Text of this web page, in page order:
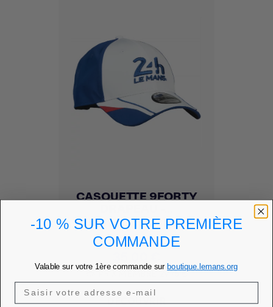
CASQUETTE 9FORTY
favorite Ajouter à mes favoris
29,75 €
DÉCOUVRIR
-10 % SUR VOTRE PREMIÈRE
COMMANDE
Valable sur votre 1ère commande sur boutique.lemans.org